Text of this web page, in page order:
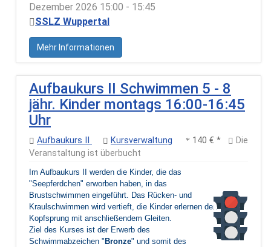
Dezember 2026 15:00 - 15:45
SSLZ Wuppertal
Mehr Informationen
Aufbaukurs II Schwimmen 5 - 8
jähr. Kinder montags 16:00-16:45
Uhr
Aufbaukurs II Kursverwaltung 140 € *
Die
Veranstaltung ist überbucht
Im Aufbaukurs II werden die Kinder, die das
"Seepferdchen" erworben haben, in das
Brustschwimmen eingeführt. Das Rücken- und
Kraulschwimmen wird vertieft, die Kinder erlernen den
Kopfsprung mit anschließendem Gleiten.
Ziel des Kurses ist der Erwerb des
Schwimmabzeichen "Bronze" und somit des